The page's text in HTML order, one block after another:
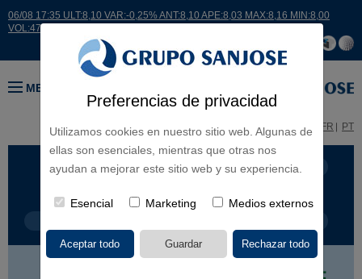
Preferencias de privacidad
Utilizamos cookies en nuestro sitio web. Algunas de
ellas son esenciales, mientras que otras nos
ayudan a mejorar este sitio web y su experiencia.
Esencial Marketing Medios externos
06/08 17:35 ULT:8,10 VAR:-0,25% ANT:8,10 APE:8,03 MAX:8,16 MIN:8,00
VOL:47811
MENÚ
EN FR PT
LÍNEA DE NEGOCIO CONTINENTES